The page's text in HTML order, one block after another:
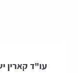
עו"ד קארין